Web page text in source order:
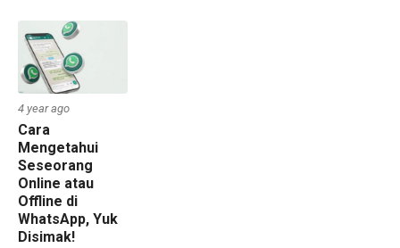
4 year ago
Cara
Mengetahui
Seseorang
Online atau
Offline di
WhatsApp, Yuk
Disimak!